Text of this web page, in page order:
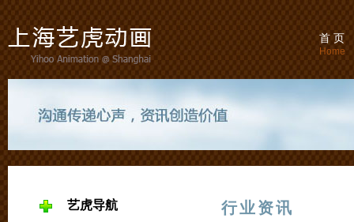
首 页
Home
艺虎导航 行业资讯